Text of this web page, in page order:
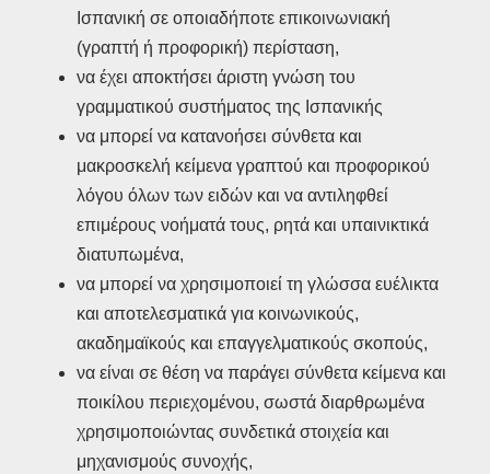
Ισπανική σε οποιαδήποτε επικοινωνιακή
(γραπτή ή προφορική) περίσταση,
να έχει αποκτήσει άριστη γνώση του
γραμματικού συστήματος της Ισπανικής
να μπορεί να κατανοήσει σύνθετα και
μακροσκελή κείμενα γραπτού και προφορικού
λόγου όλων των ειδών και να αντιληφθεί
επιμέρους νοήματά τους, ρητά και υπαινικτικά
διατυπωμένα,
να μπορεί να χρησιμοποιεί τη γλώσσα ευέλικτα
και αποτελεσματικά για κοινωνικούς,
ακαδημαϊκούς και επαγγελματικούς σκοπούς,
να είναι σε θέση να παράγει σύνθετα κείμενα και
ποικίλου περιεχομένου, σωστά διαρθρωμένα
χρησιμοποιώντας συνδετικά στοιχεία και
μηχανισμούς συνοχής,